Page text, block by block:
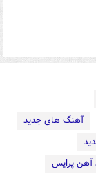
آهنگ های جدید
پرایس